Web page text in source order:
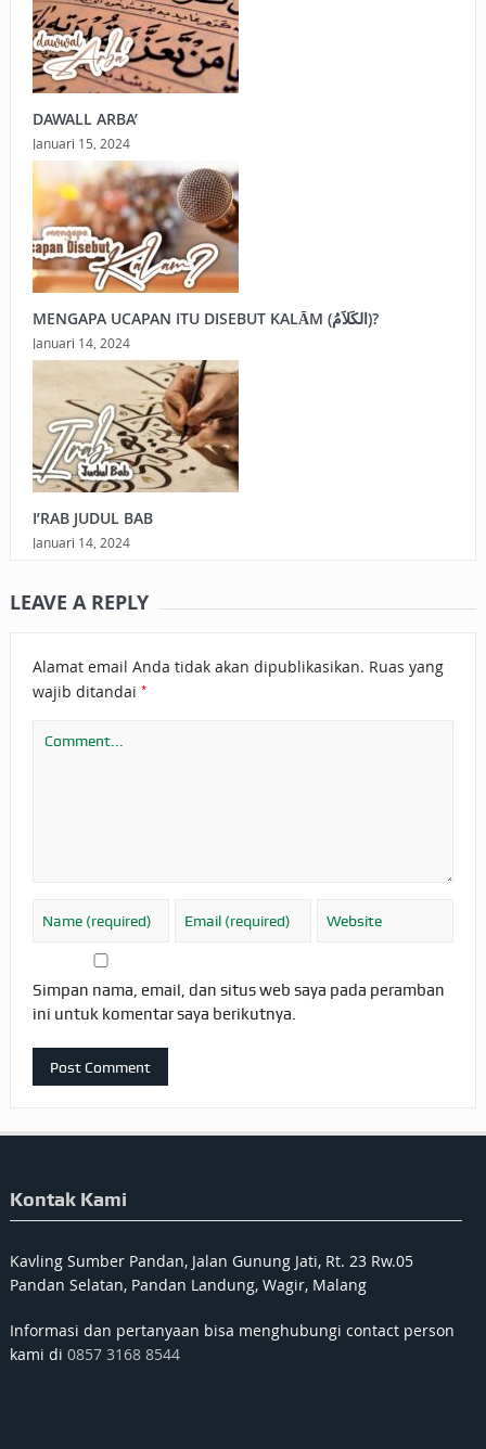
DAWALL ARBA’
Januari 15, 2024
MENGAPA UCAPAN ITU DISEBUT KALĀM (الكَلاَمُ)?
Januari 14, 2024
I’RAB JUDUL BAB
Januari 14, 2024
LEAVE A REPLY
Alamat email Anda tidak akan dipublikasikan. Ruas yang
wajib ditandai *
Simpan nama, email, dan situs web saya pada peramban
ini untuk komentar saya berikutnya.
Kontak Kami
Kavling Sumber Pandan, Jalan Gunung Jati, Rt. 23 Rw.05
Pandan Selatan, Pandan Landung, Wagir, Malang
Informasi dan pertanyaan bisa menghubungi contact person
kami di 0857 3168 8544